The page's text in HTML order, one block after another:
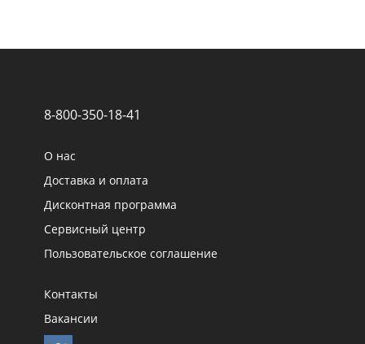
8-800-350-18-41
О нас
Доставка и оплата
Дисконтная программа
Сервисный центр
Пользовательское соглашение
Контакты
Вакансии